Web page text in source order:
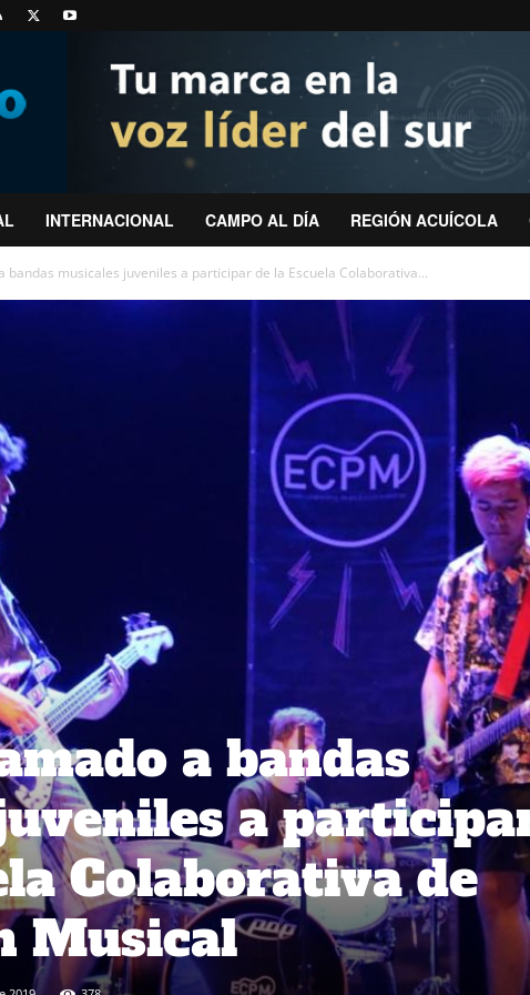
INTERNACIONAL CAMPO AL DÍA REGIÓN ACUÍCOLA
bandas musicales juveniles a participar de la Escuela Colaborativa...
a bandas
a
Colaborativa de
Musical